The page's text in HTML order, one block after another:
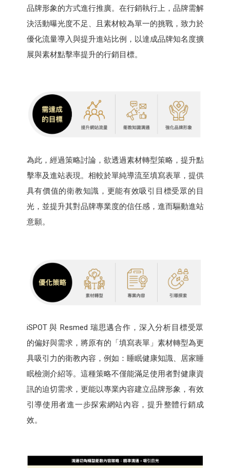
品牌形象的方式進行推廣。在行銷執行上，品牌需解
決活動曝光度不足、且素材較為單一的挑戰，致力於
優化流量導入與提升進站比例，以達成品牌知名度擴
展與素材點擊率提升的行銷目標。
為此，經過策略討論，欲透過素材轉型策略，提升點
擊率及進站表現。相較於單純導流至填寫表單，提供
具有價值的衛教知識，更能有效吸引目標受眾的目
光，並提升其對品牌專業度的信任感，進而驅動進站
意願。
iSPOT 與 Resmed 瑞思邁合作，深入分析目標受眾
的偏好與需求，將原有的「填寫表單」素材轉型為更
具吸引力的衛教內容，例如：睡眠健康知識、居家睡
眠檢測介紹等。這種策略不僅能滿足使用者對健康資
訊的迫切需求，更能以專業內容建立品牌形象，有效
引導使用者進一步探索網站內容，提升整體行銷成
效。